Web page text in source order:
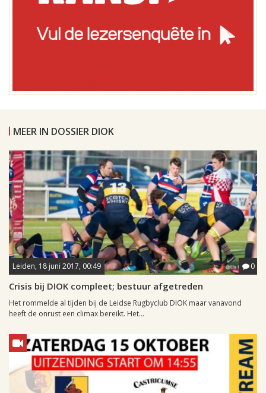
MEER IN DOSSIER DIOK
Leiden, 18 juni 2017, 00:49 0
Crisis bij DIOK compleet; bestuur afgetreden
Het rommelde al tijden bij de Leidse Rugbyclub DIOK maar vanavond
heeft de onrust een climax bereikt. Het...